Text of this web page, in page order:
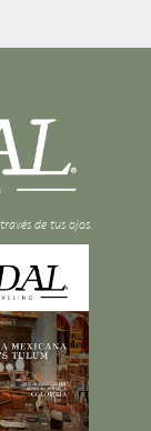
de tus ojos.